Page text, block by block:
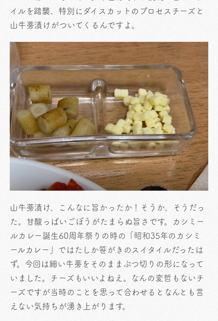
イルを踏襲、特別にダイスカットのプロセスチーズと
山牛蒡漬けがついてくるんですよ。
山牛蒡漬け、こんなに旨かったか！そうか、そうだっ
た。甘酸っぱいごぼうがたまらぬ旨さです。カシミー
ルカレー誕生60周年祭りの時の「昭和35年のカシミ
ールカレー」ではたしか笹がきのスイタイルだったは
ず。今回は細い牛蒡をそのままぶつ切りの形になって
いました。チーズもいいよねえ。なんの変哲もないチ
ーズですが当時のことを思って合わせるとなんとも言
えない気持ちが湧き上がります。